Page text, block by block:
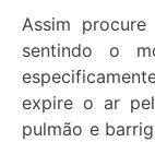
Assim
sentindo o
expire o ar
pulmão e